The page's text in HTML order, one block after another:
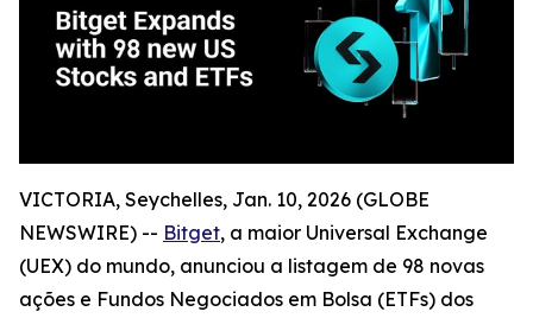
VICTORIA, Seychelles, Jan. 10, 2026 (GLOBE
NEWSWIRE) -- Bitget, a maior Universal Exchange
(UEX) do mundo, anunciou a listagem de 98 novas
ações e Fundos Negociados em Bolsa (ETFs) dos